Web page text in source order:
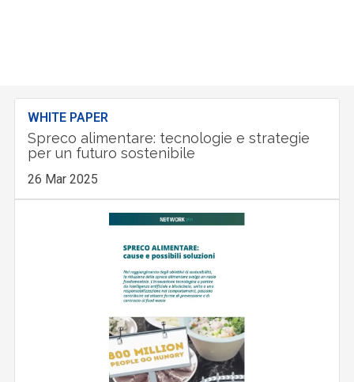
WHITE PAPER
Spreco alimentare: tecnologie e strategie
per un futuro sostenibile
26 Mar 2025